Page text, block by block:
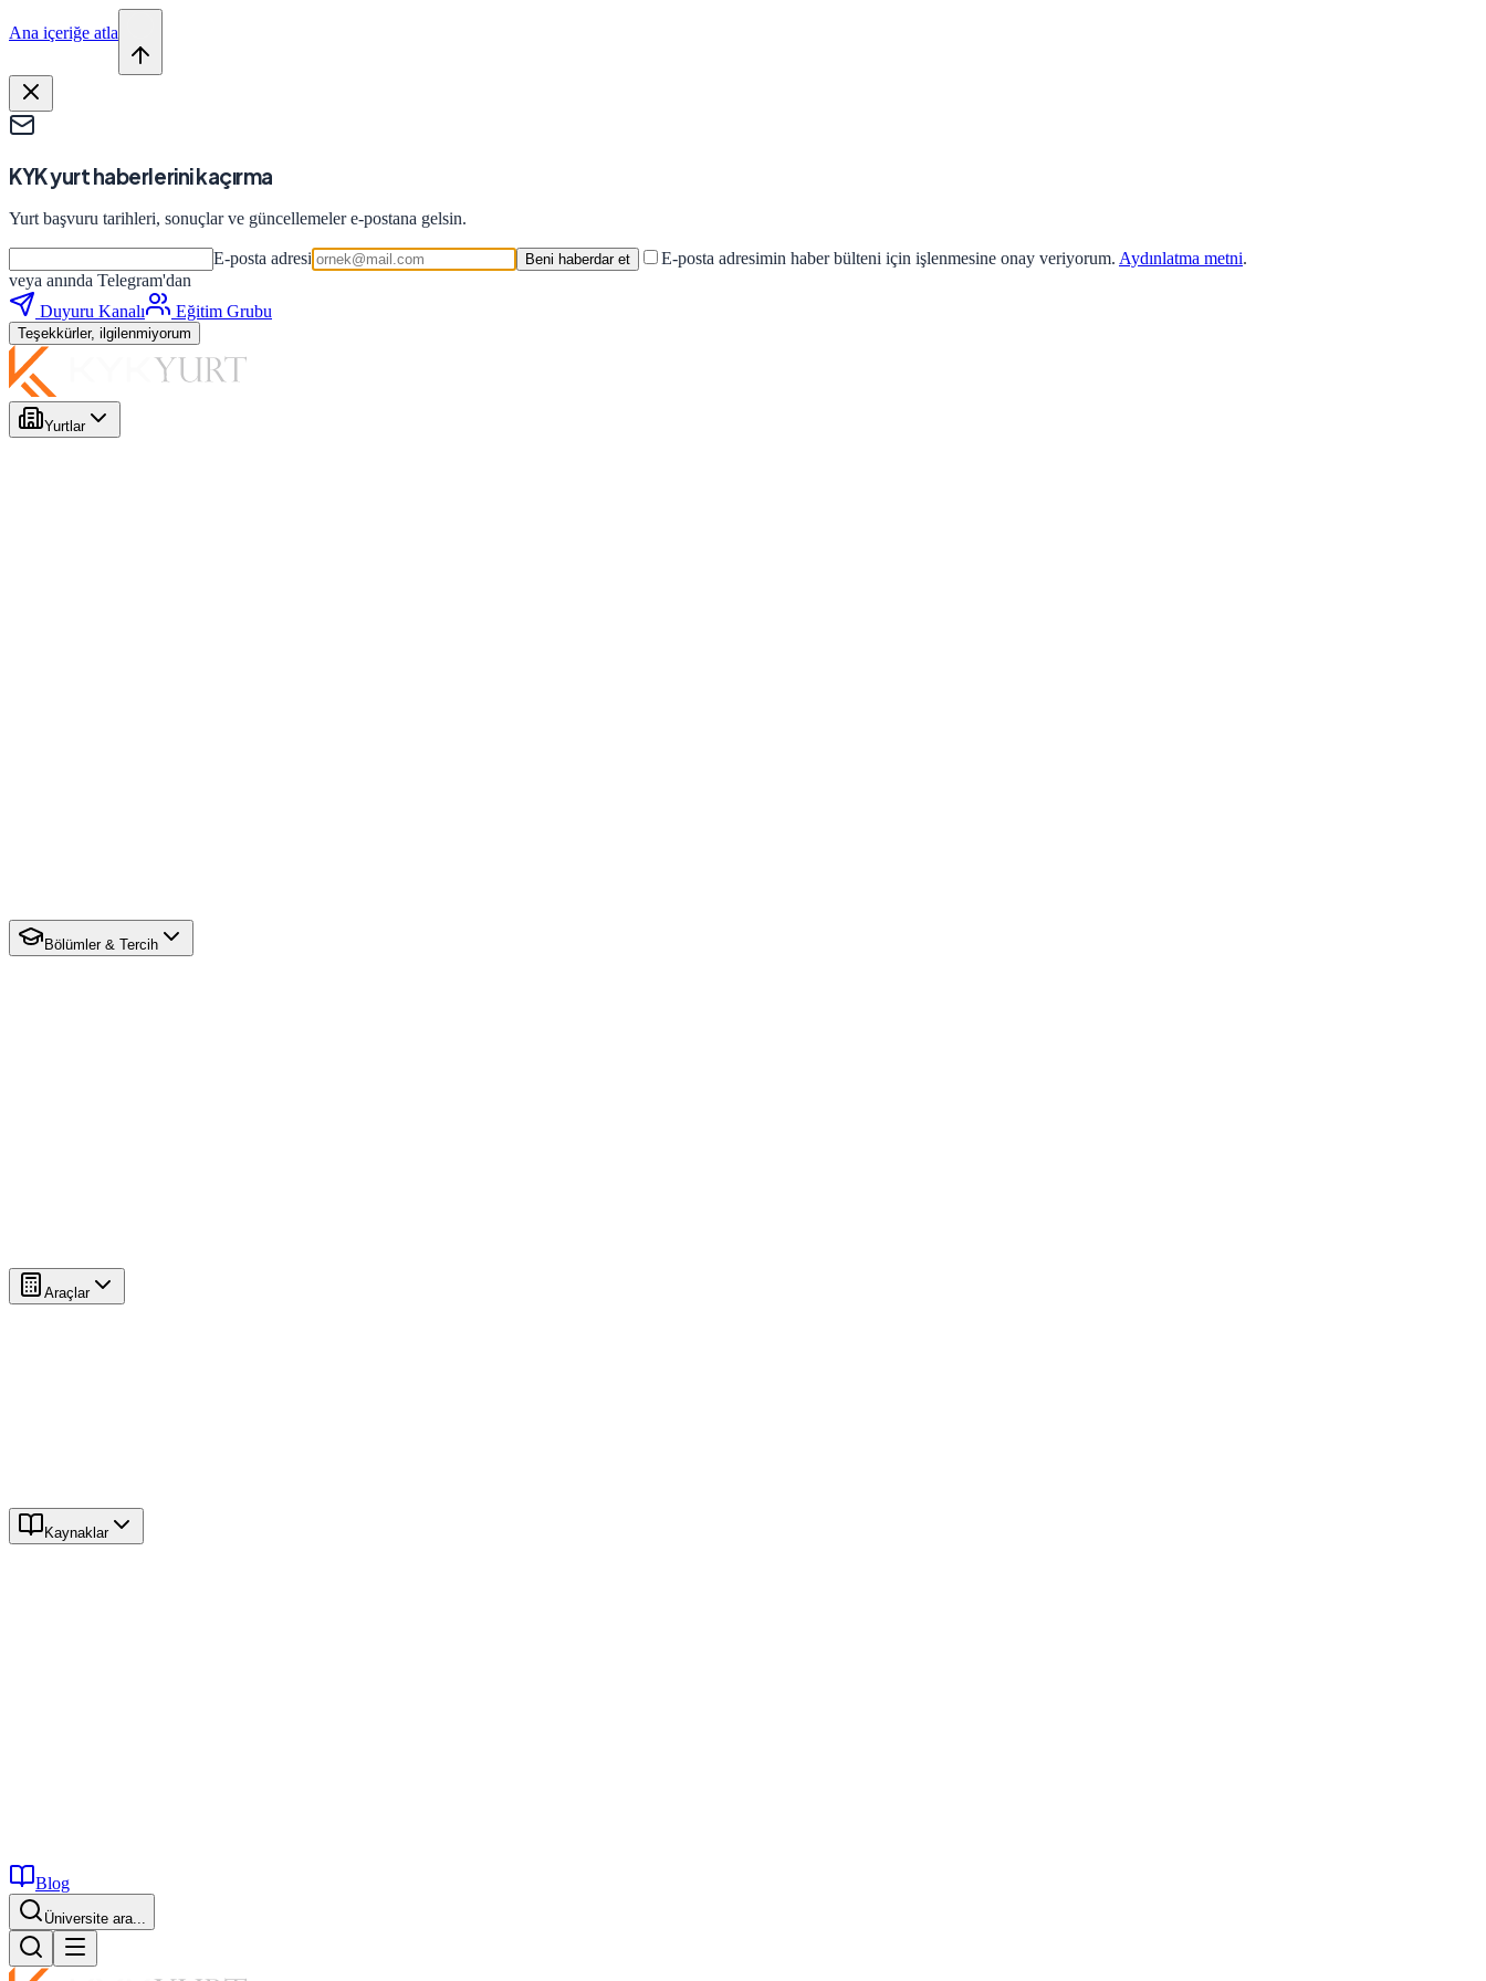
Ana içeriğe atla
KYK yurt haberlerini kaçırma
Yurt başvuru tarihleri, sonuçlar ve güncellemeler e-postana gelsin.
E-posta adresi Beni haberdar et E-posta adresimin haber bülteni için işlenmesine onay veriyorum. Aydınlatma metni.
veya anında Telegram'dan
Duyuru Kanalı
Eğitim Grubu
Teşekkürler, ilgilenmiyorum
Yurtlar
Bölümler & Tercih
Araçlar
Kaynaklar
Blog
Üniversite ara...